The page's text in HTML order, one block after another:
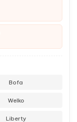
Bofa
Welko
Liberty